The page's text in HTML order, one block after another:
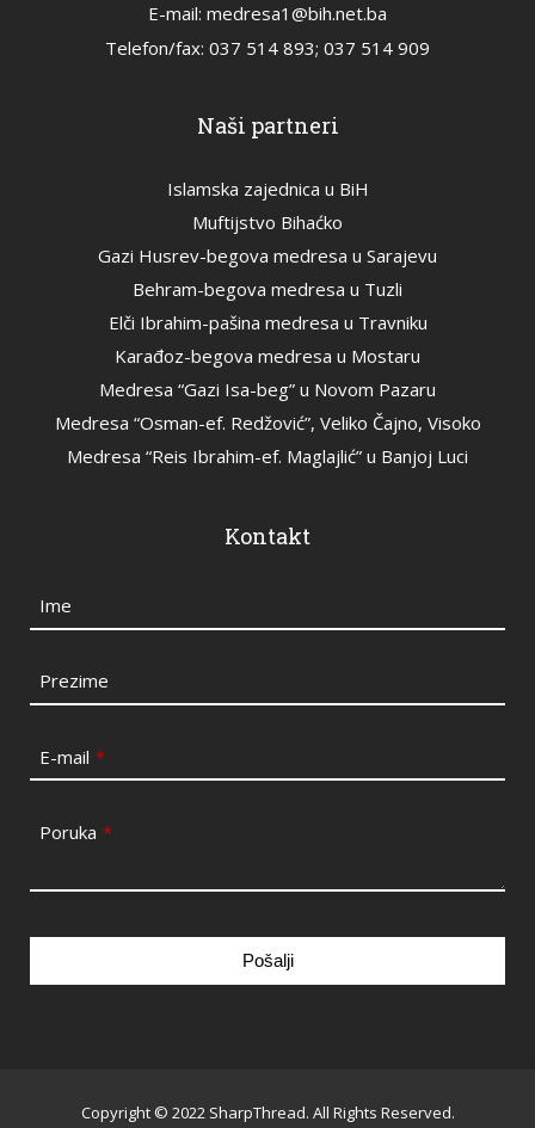
E-mail: medresa1@bih.net.ba
Telefon/fax: 037 514 893; 037 514 909
Naši partneri
Islamska zajednica u BiH
Muftijstvo Bihaćko
Gazi Husrev-begova medresa u Sarajevu
Behram-begova medresa u Tuzli
Elči Ibrahim-pašina medresa u Travniku
Karađoz-begova medresa u Mostaru
Medresa “Gazi Isa-beg” u Novom Pazaru
Medresa “Osman-ef. Redžović”, Veliko Čajno, Visoko
Medresa “Reis Ibrahim-ef. Maglajlić” u Banjoj Luci
Kontakt
Ime
Prezime
E-mail *
Poruka *
Pošalji
Copyright © 2022 SharpThread. All Rights Reserved.